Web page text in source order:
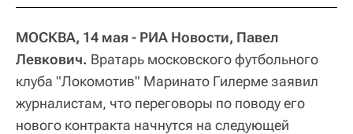
МОСКВА, 14 мая - РИА Новости, Павел
Левкович. Вратарь московского футбольного
клуба "Локомотив" Маринато Гилерме заявил
журналистам, что переговоры по поводу его
нового контракта начнутся на следующей